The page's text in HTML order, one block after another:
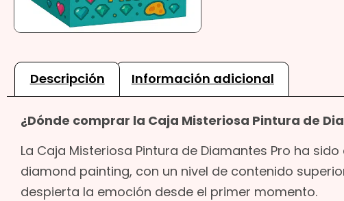
Descripción Información adicional
¿Dónde comprar la Caja Misteriosa Pintura de
La Caja Misteriosa Pintura de Diamantes Pro ha
diamond painting, con un nivel de contenido
despierta la emoción desde el primer momento.